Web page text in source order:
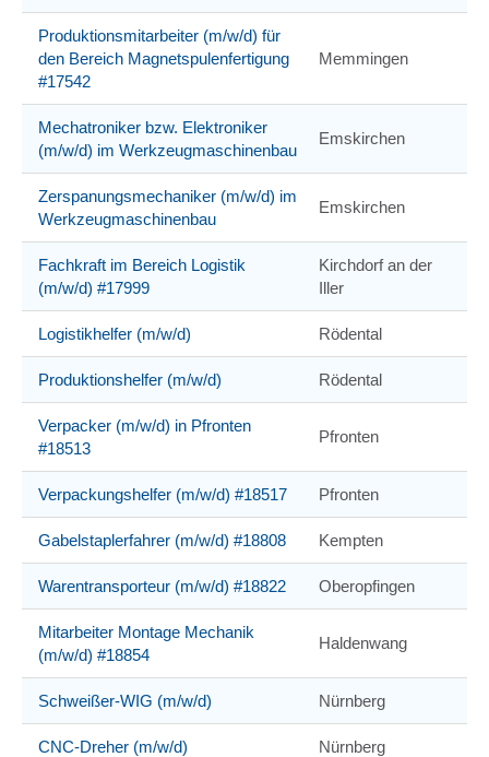
Produktionsmitarbeiter (m/w/d) für
den Bereich Magnetspulenfertigung
#17542
Memmingen
Mechatroniker bzw. Elektroniker
(m/w/d) im Werkzeugmaschinenbau
Emskirchen
Zerspanungsmechaniker (m/w/d) im
Werkzeugmaschinenbau
Emskirchen
Fachkraft im Bereich Logistik
(m/w/d) #17999
Kirchdorf an der
Iller
Logistikhelfer (m/w/d) Rödental
Produktionshelfer (m/w/d) Rödental
Verpacker (m/w/d) in Pfronten
#18513
Pfronten
Verpackungshelfer (m/w/d) #18517 Pfronten
Gabelstaplerfahrer (m/w/d) #18808 Kempten
Warentransporteur (m/w/d) #18822 Oberopfingen
Mitarbeiter Montage Mechanik
(m/w/d) #18854
Haldenwang
Schweißer-WIG (m/w/d) Nürnberg
CNC-Dreher (m/w/d) Nürnberg